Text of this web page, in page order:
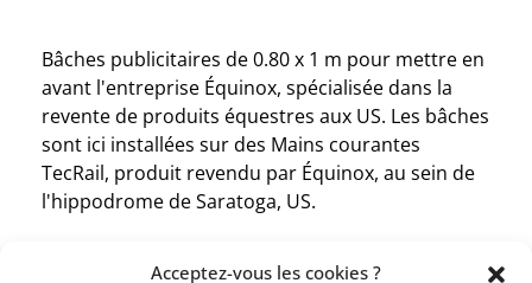
Acceptez-vous les cookies ?
Bâches publicitaires de 0.80 x 1 m pour mettre en
avant l'entreprise Équinox, spécialisée dans la
revente de produits équestres aux US. Les bâches
sont ici installées sur des Mains courantes
TecRail, produit revendu par Équinox, au sein de
l'hippodrome de Saratoga, US.